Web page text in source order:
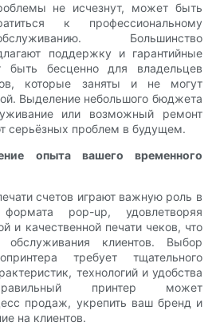
не исчезнут, может быть
к профессиональному
Большинство
поддержку и гарантийные
быть бесценно для владельцев
которые заняты и не могут
Выделение небольшого бюджета
или возможный ремонт
серьёзных проблем в будущем.
опыта вашего временного
счетов играют важную роль в
pop-up, удовлетворяя
и качественной печати чеков, что
обслуживания клиентов. Выбор
требует тщательного
технологий и удобства
принтер может
продаж, укрепить ваш бренд и
на клиентов.